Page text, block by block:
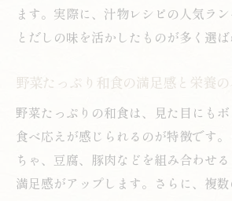
ます。実際に、汁物レシピの人気ラ
とだしの味を活かしたものが多く選ば
野菜たっぷり和食の満足感と栄養
野菜たっぷりの和食は、見た目にもボ
食べ応えが感じられるのが特徴です
ちゃ、豆腐、豚肉などを組み合わせ
満足感がアップします。さらに、複